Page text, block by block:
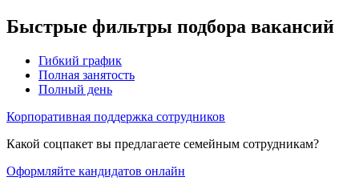
Быстрые фильтры подбора вакансий
Гибкий график
Полная занятость
Полный день
Корпоративная поддержка сотрудников
Какой соцпакет вы предлагаете семейным сотрудникам?
Оформляйте кандидатов онлайн